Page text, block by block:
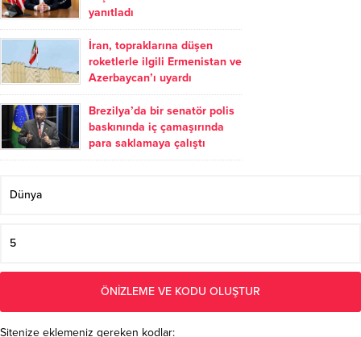
Sitenize eklemeniz gereken kodlar: